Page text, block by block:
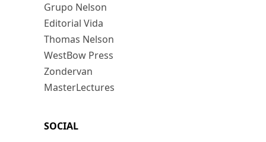
Grupo Nelson
Editorial Vida
Thomas Nelson
WestBow Press
Zondervan
MasterLectures
SOCIAL